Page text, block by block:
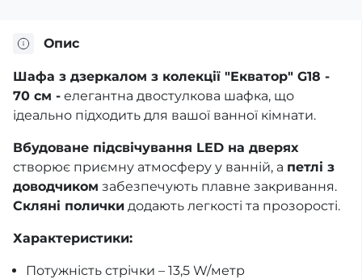
Опис
Шафа з дзеркалом з колекції "Екватор" G18 -
70 см - елегантна двостулкова шафка, що
ідеально підходить для вашої ванної кімнати.
Вбудоване підсвічування LED на дверях
створює приємну атмосферу у ванній, а петлі з
доводчиком забезпечують плавне закривання.
Скляні полички додають легкості та прозорості.
Характеристики:
Потужність стрічки – 13,5 W/метр